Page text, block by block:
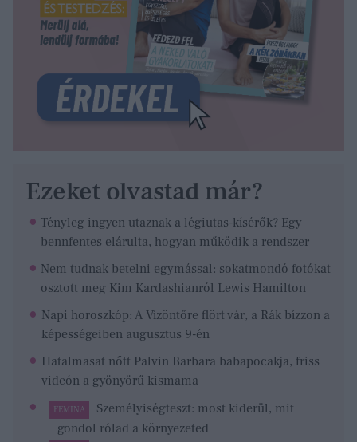
Ezeket olvastad már?
Tényleg ingyen utaznak a légiutas-kísérők? Egy
bennfentes elárulta, hogyan működik a rendszer
Nem tudnak betelni egymással: sokatmondó fotókat
osztott meg Kim Kardashianról Lewis Hamilton
Napi horoszkóp: A Vízöntőre flört vár, a Rák bízzon a
képességeiben augusztus 9-én
Hatalmasat nőtt Palvin Barbara babapocakja, friss
videón a gyönyörű kismama
FEMINA
Személyiségteszt: most kiderül, mit
gondol rólad a környezeted